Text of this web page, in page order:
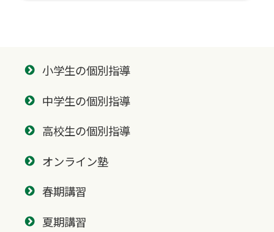
小学生の個別指導
中学生の個別指導
高校生の個別指導
オンライン塾
春期講習
夏期講習